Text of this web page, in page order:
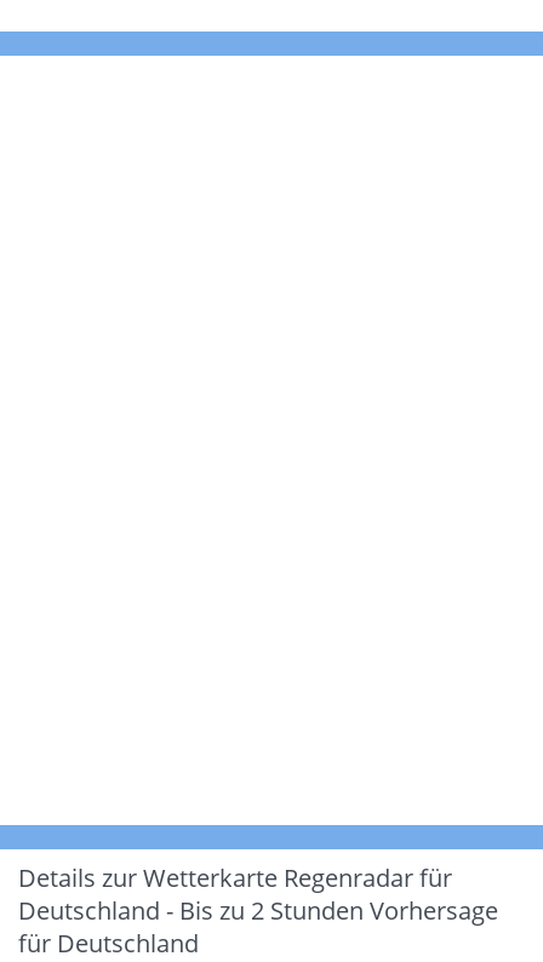
Details zur Wetterkarte Regenradar für
Deutschland - Bis zu 2 Stunden Vorhersage
für Deutschland